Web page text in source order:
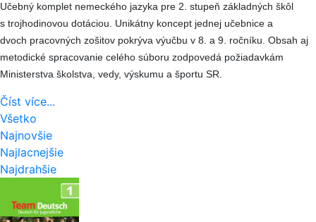
Učebný komplet nemeckého jazyka pre 2. stupeň základných škôl
s trojhodinovou dotáciou. Unikátny koncept jednej učebnice a
dvoch pracovných zošitov pokrýva výučbu v 8. a 9. ročníku. Obsah aj
metodické spracovanie celého súboru zodpovedá požiadavkám
Ministerstva školstva, vedy, výskumu a športu SR.
Číst více...
Všetko
Najnovšie
Najlacnejšie
Najdrahšie